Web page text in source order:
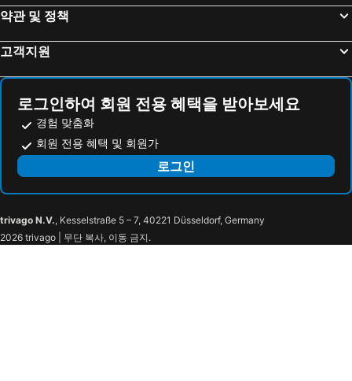
Adiwana Svarga Loka
센다나 리조트 & 스파
Bucu View Resort
Champlung Sari Hotel and Spa Ubud
Hanging Gardens of Bali
Bloo Lagoon Eco Village
레공 케라톤 비치 호텔
Puri Diamond Villa
약관 및 정책
고객지원
로그인하여 회원 전용 혜택을 받아보세요
경험 맞춤화
회원 전용 혜택 및 회원가
로그인
trivago N.V., Kesselstraße 5 – 7, 40221 Düsseldorf, Germany
2026 trivago | 무단 복사, 이동 금지.